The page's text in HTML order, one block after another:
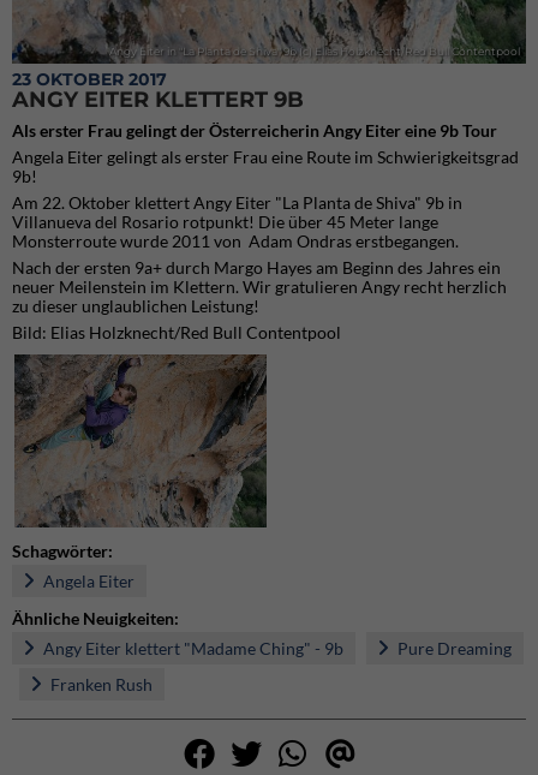
Angy Eiter in "La Planta de Shiva" 9b (c) Elias Holzknecht/Red Bull Contentpool
23 OKTOBER 2017
ANGY EITER KLETTERT 9B
Als erster Frau gelingt der Österreicherin Angy Eiter eine 9b Tour
Angela Eiter gelingt als erster Frau eine Route im Schwierigkeitsgrad
9b!
Am 22. Oktober klettert Angy Eiter "La Planta de Shiva" 9b in
Villanueva del Rosario rotpunkt! Die über 45 Meter lange
Monsterroute wurde 2011 von Adam Ondras erstbegangen.
Nach der ersten 9a+ durch Margo Hayes am Beginn des Jahres ein
neuer Meilenstein im Klettern. Wir gratulieren Angy recht herzlich
zu dieser unglaublichen Leistung!
Bild: Elias Holzknecht/Red Bull Contentpool
Schagwörter:
Angela Eiter
Ähnliche Neuigkeiten:
Angy Eiter klettert "Madame Ching" - 9b
Pure Dreaming
Franken Rush